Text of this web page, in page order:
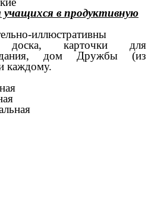
в продуктивную
иллюстративны
карточки для
дом Дружбы (из
каждому.